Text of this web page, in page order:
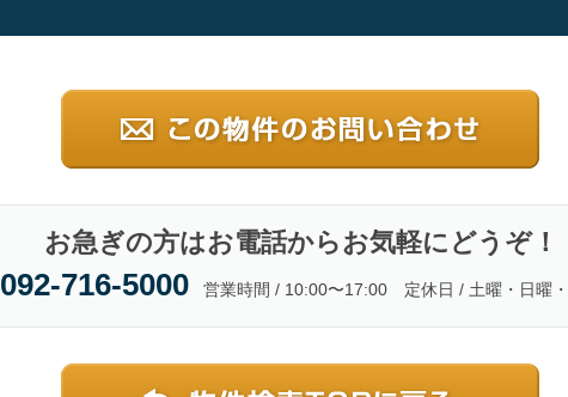
お急ぎの方はお電話からお気軽にどうぞ！
092-716-5000 営業時間 / 10:00〜17:00 定休日 / 土曜・日曜